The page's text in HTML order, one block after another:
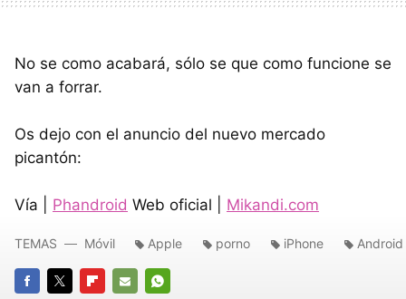
No se como acabará, sólo se que como funcione se
van a forrar.
Os dejo con el anuncio del nuevo mercado
picantón:
Vía | Phandroid Web oficial | Mikandi.com
TEMAS Móvil Apple porno iPhone Android